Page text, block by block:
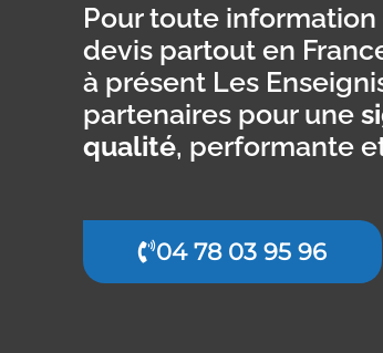
Pour toute
devis partout en
à présent Les
partenaires pour une
qualité, performante
04 78 03 95 96